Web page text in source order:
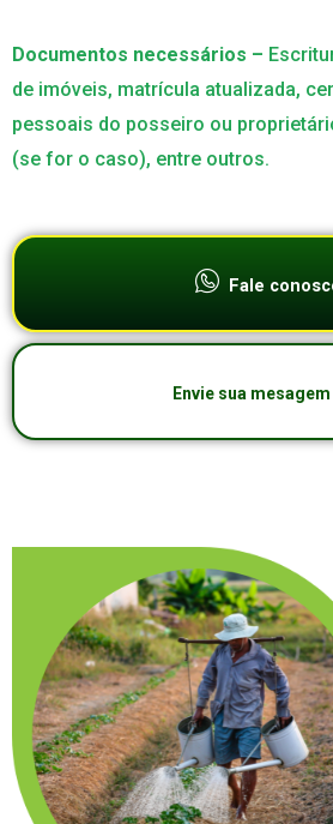
Documentos necessários –
de imóveis, matrícula atualizada,
pessoais do posseiro ou
(se for o caso), entre outros.
Fale
Envie sua mesagem